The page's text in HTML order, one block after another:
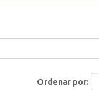
Ordenar por